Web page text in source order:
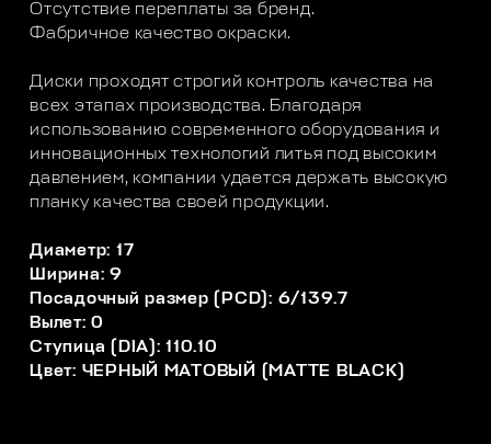
Отсутствие переплаты за бренд.
Фабричное качество окраски.
Диски проходят строгий контроль качества на
всех этапах производства. Благодаря
использованию современного оборудования и
инновационных технологий литья под высоким
давлением, компании удается держать высокую
планку качества своей продукции.
Диаметр: 17
Ширина: 9
Посадочный размер (PCD): 6/139.7
Вылет: 0
Ступица (DIA): 110.10
Цвет: ЧЕРНЫЙ МАТОВЫЙ (MATTE BLACK)